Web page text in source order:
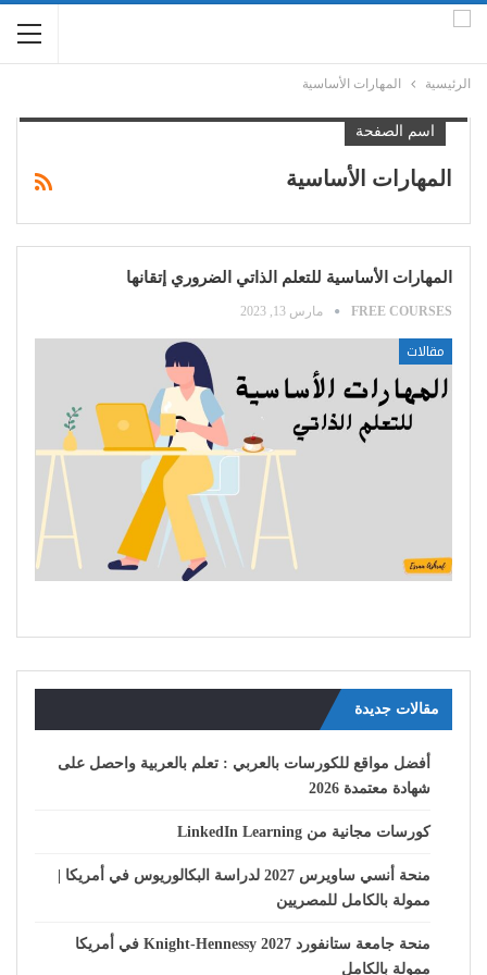
الرئيسية المهارات الأساسية
اسم الصفحة
المهارات الأساسية
المهارات الأساسية للتعلم الذاتي الضروري إتقانها
FREE COURSES مارس 13, 2023
مقالات
مقالات جديدة
أفضل مواقع للكورسات بالعربي : تعلم بالعربية واحصل على
شهادة معتمدة 2026
كورسات مجانية من LinkedIn Learning
منحة أنسي ساويرس 2027 لدراسة البكالوريوس في أمريكا |
ممولة بالكامل للمصريين
منحة جامعة ستانفورد Knight-Hennessy 2027 في أمريكا
ممولة بالكامل